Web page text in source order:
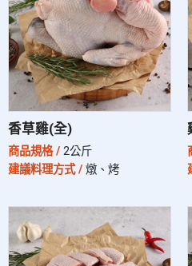
調理食品
常溫商品
香草雞滴雞精
生技產品
香草雞(全)
商品規格 / 2公斤
建議料理方式 / 燉、烤